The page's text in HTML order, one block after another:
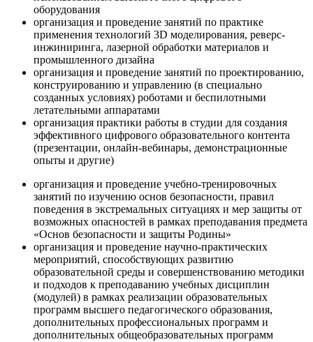
оборудования
организация и проведение занятий по практике
применения технологий 3D моделирования, реверс-
инжиниринга, лазерной обработки материалов и
промышленного дизайна
организация и проведение занятий по проектированию,
конструированию и управлению (в специально
созданных условиях) роботами и беспилотными
летательными аппаратами
организация практики работы в студии для создания
эффективного цифрового образовательного контента
(презентации, онлайн-вебинары, демонстрационные
опыты и другие)
организация и проведение учебно-тренировочных
занятий по изучению основ безопасности, правил
поведения в экстремальных ситуациях и мер защиты от
возможных опасностей в рамках преподавания предмета
«Основ безопасности и защиты Родины»
организация и проведение научно-практических
мероприятий, способствующих развитию
образовательной среды и совершенствованию методики
и подходов к преподаванию учебных дисциплин
(модулей) в рамках реализации образовательных
программ высшего педагогического образования,
дополнительных профессиональных программ и
дополнительных общеобразовательных программ